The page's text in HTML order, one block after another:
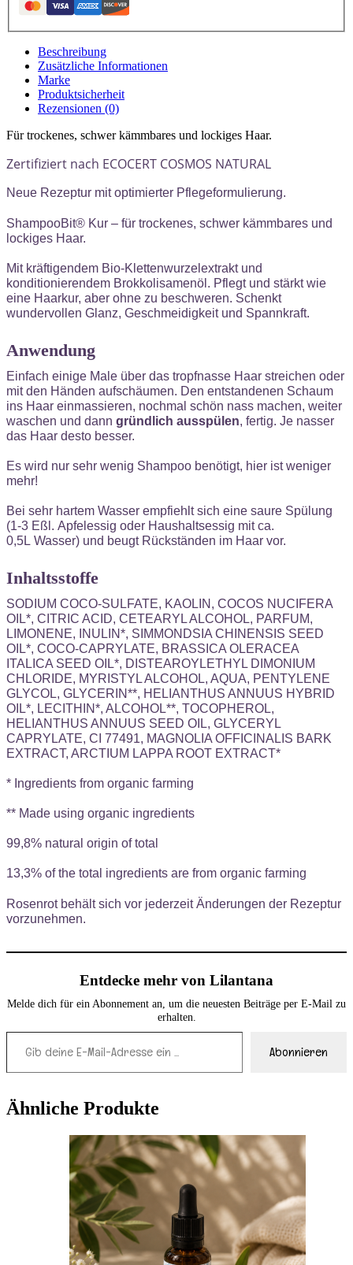
Beschreibung
Zusätzliche Informationen
Marke
Produktsicherheit
Rezensionen (0)
Für trockenes, schwer kämmbares und lockiges Haar.
Zertifiziert nach ECOCERT COSMOS NATURAL
Neue Rezeptur mit optimierter Pflegeformulierung.
ShampooBit® Kur – für trockenes, schwer kämmbares und
lockiges Haar.
Mit kräftigendem Bio-Klettenwurzelextrakt und
konditionierendem Brokkolisamenöl. Pflegt und stärkt wie
eine Haarkur, aber ohne zu beschweren. Schenkt
wundervollen Glanz, Geschmeidigkeit und Spannkraft.
Anwendung
Einfach einige Male über das tropfnasse Haar streichen oder
mit den Händen aufschäumen. Den entstandenen Schaum
ins Haar einmassieren, nochmal schön nass machen, weiter
waschen und dann gründlich ausspülen, fertig. Je nasser
das Haar desto besser.
Es wird nur sehr wenig Shampoo benötigt, hier ist weniger
mehr!
Bei sehr hartem Wasser empfiehlt sich eine saure Spülung
(1-3 Eßl. Apfelessig oder Haushaltsessig mit ca.
0,5L Wasser) und beugt Rückständen im Haar vor.
Inhaltsstoffe
SODIUM COCO-SULFATE, KAOLIN, COCOS NUCIFERA
OIL*, CITRIC ACID, CETEARYL ALCOHOL, PARFUM,
LIMONENE, INULIN*, SIMMONDSIA CHINENSIS SEED
OIL*, COCO-CAPRYLATE, BRASSICA OLERACEA
ITALICA SEED OIL*, DISTEAROYLETHYL DIMONIUM
CHLORIDE, MYRISTYL ALCOHOL, AQUA, PENTYLENE
GLYCOL, GLYCERIN**, HELIANTHUS ANNUUS HYBRID
OIL*, LECITHIN*, ALCOHOL**, TOCOPHEROL,
HELIANTHUS ANNUUS SEED OIL, GLYCERYL
CAPRYLATE, CI 77491, MAGNOLIA OFFICINALIS BARK
EXTRACT, ARCTIUM LAPPA ROOT EXTRACT*
* Ingredients from organic farming
** Made using organic ingredients
99,8% natural origin of total
13,3% of the total ingredients are from organic farming
Rosenrot behält sich vor jederzeit Änderungen der Rezeptur
vorzunehmen.
Entdecke mehr von Lilantana
Melde dich für ein Abonnement an, um die neuesten Beiträge per E-Mail zu
erhalten.
Gib deine E-Mail-Adresse ein ...
Abonnieren
Ähnliche Produkte